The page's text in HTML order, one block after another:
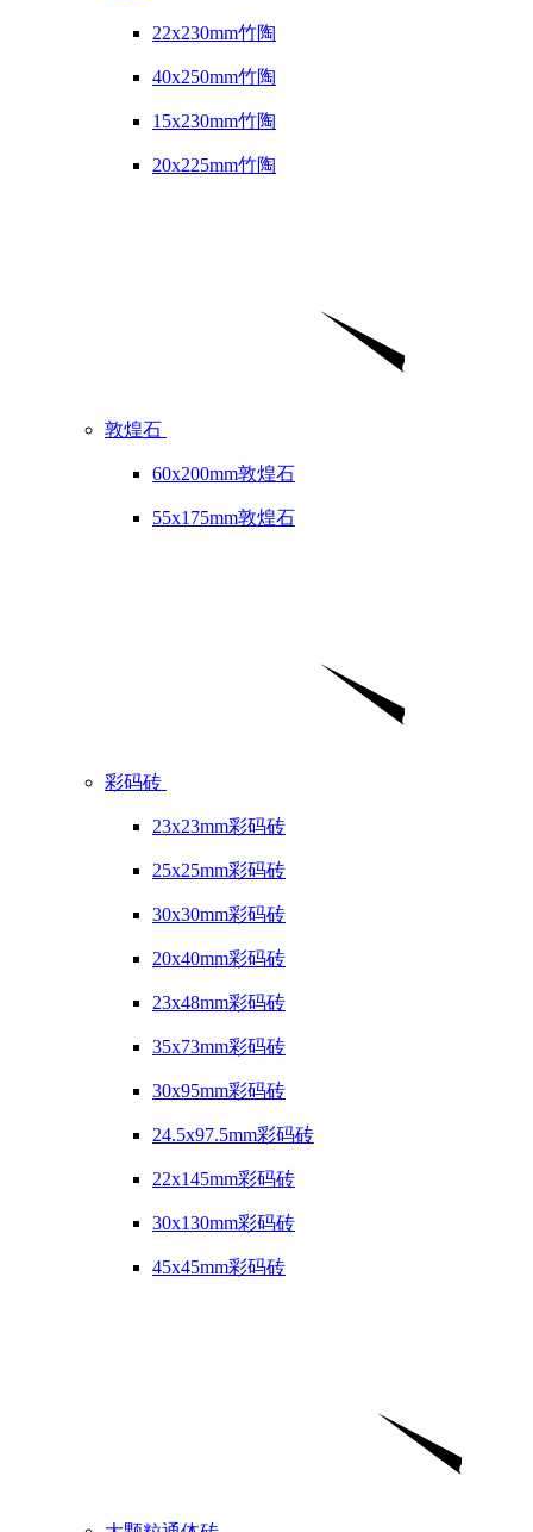
22x230mm竹陶
40x250mm竹陶
15x230mm竹陶
20x225mm竹陶
敦煌石
60x200mm敦煌石
55x175mm敦煌石
彩码砖
23x23mm彩码砖
25x25mm彩码砖
30x30mm彩码砖
20x40mm彩码砖
23x48mm彩码砖
35x73mm彩码砖
30x95mm彩码砖
24.5x97.5mm彩码砖
22x145mm彩码砖
30x130mm彩码砖
45x45mm彩码砖